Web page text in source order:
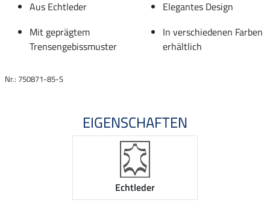
Aus Echtleder
Elegantes Design
Mit geprägtem
Trensengebissmuster
In verschiedenen Farben
erhältlich
Nr.: 750871-85-S
EIGENSCHAFTEN
Echtleder